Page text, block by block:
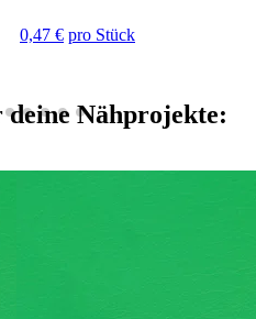
0,47 € pro Stück
Nähprojekte: